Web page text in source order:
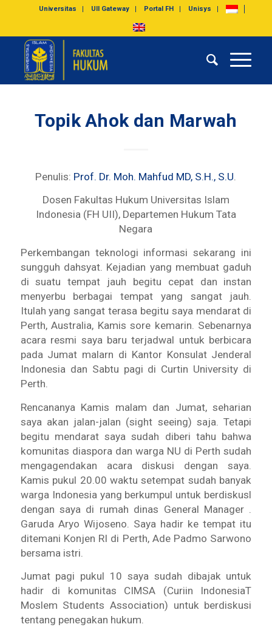
Universitas UII Gateway Portal FH Unisys
Topik Ahok dan Marwah
Penulis: Prof. Dr. Moh. Mahfud MD, S.H., S.U
Dosen Fakultas Hukum Universitas Islam
Indonesia (FH UII), Departemen Hukum Tata
Negara
Perkembangan teknologi informasi sekarang ini
sungguh dahsyat. Kejadian yang membuat gaduh
di suatu tempat jauh begitu cepat dan instan
menyerbu berbagai tempat yang sangat jauh.
Itulah yang sangat terasa begitu saya mendarat di
Perth, Australia, Kamis sore kemarin. Sebenarnya
acara resmi saya baru terjadwal untuk berbicara
pada Jumat malarn di Kantor Konsulat Jenderal
Indonesia dan Sabtu pagi di Curtin University di
Perth.
Rencananya Kamis malam dan Jumat, seharian
saya akan jalan-jalan (sight seeing) saja. Tetapi
begitu mendarat saya sudah diberi tahu bahwa
komunitas diaspora dan warga NU di Perth sudah
mengagendakan acara diskusi dengan saya.
Kamis pukul 20.00 waktu setempat sudah banyak
warga Indonesia yang berkumpul untuk berdiskusl
dengan saya di rumah dinas General Manager .
Garuda Aryo Wijoseno. Saya hadir ke tempat itu
ditemani Konjen RI di Perth, Ade Padmo Sarwono
bersama istri.
Jumat pagi pukul 10 saya sudah dibajak untuk
hadir di komunitas CIMSA (Curiin lndonesiaT
Moslem Students Association) untuk berdiskusi
tentang penegakan hukum.